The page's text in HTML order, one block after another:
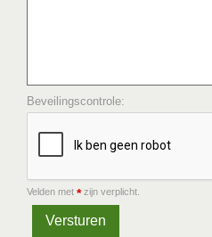
Beveilingscontrole:
Velden met *zijn verplicht.